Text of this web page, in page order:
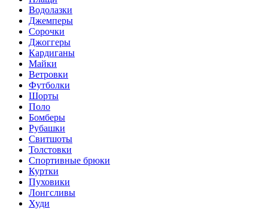
Водолазки
Джемперы
Сорочки
Джоггеры
Кардиганы
Майки
Ветровки
Футболки
Шорты
Поло
Бомберы
Рубашки
Свитшоты
Толстовки
Спортивные брюки
Куртки
Пуховики
Лонгсливы
Худи